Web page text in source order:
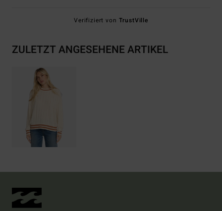
Verifiziert von TrustVille
ZULETZT ANGESEHENE ARTIKEL